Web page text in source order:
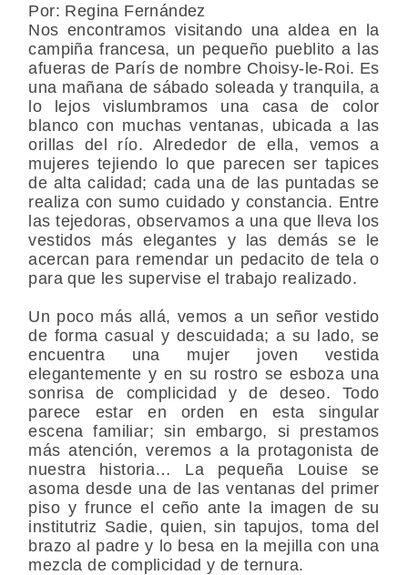
Por: Regina Fernández
Nos encontramos visitando una aldea en la
campiña francesa, un pequeño pueblito a las
afueras de París de nombre Choisy-le-Roi. Es
una mañana de sábado soleada y tranquila, a
lo lejos vislumbramos una casa de color
blanco con muchas ventanas, ubicada a las
orillas del río. Alrededor de ella, vemos a
mujeres tejiendo lo que parecen ser tapices
de alta calidad; cada una de las puntadas se
realiza con sumo cuidado y constancia. Entre
las tejedoras, observamos a una que lleva los
vestidos más elegantes y las demás se le
acercan para remendar un pedacito de tela o
para que les supervise el trabajo realizado.
Un poco más allá, vemos a un señor vestido
de forma casual y descuidada; a su lado, se
encuentra una mujer joven vestida
elegantemente y en su rostro se esboza una
sonrisa de complicidad y de deseo. Todo
parece estar en orden en esta singular
escena familiar; sin embargo, si prestamos
más atención, veremos a la protagonista de
nuestra historia… La pequeña Louise se
asoma desde una de las ventanas del primer
piso y frunce el ceño ante la imagen de su
institutriz Sadie, quien, sin tapujos, toma del
brazo al padre y lo besa en la mejilla con una
mezcla de complicidad y de ternura.